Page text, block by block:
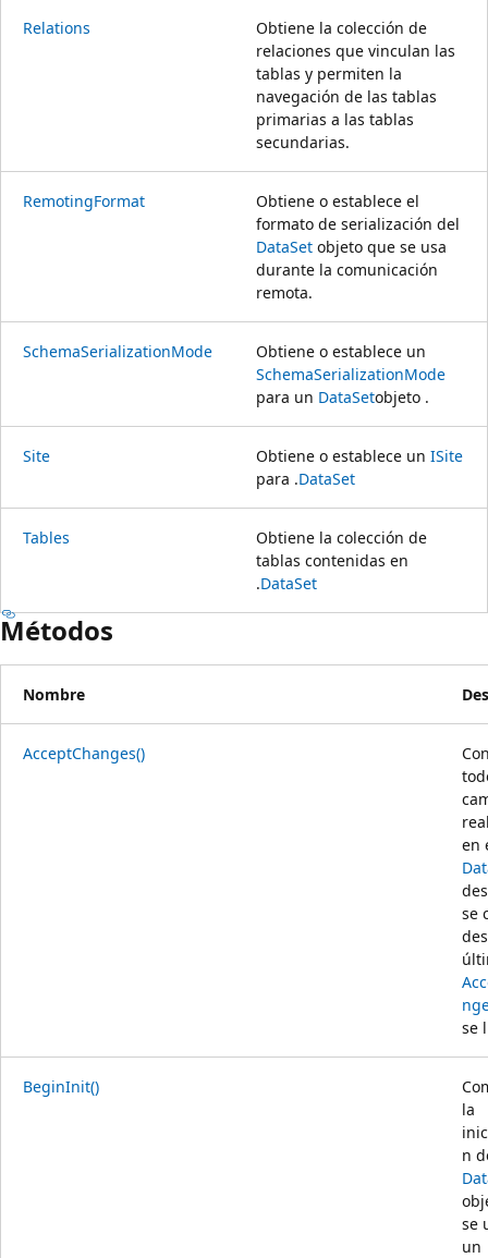
Relations
Obtiene la colección de
relaciones que vinculan las
tablas y permiten la
navegación de las tablas
primarias a las tablas
secundarias.
RemotingFormat
Obtiene o establece el
formato de serialización del
DataSet objeto que se usa
durante la comunicación
remota.
SchemaSerializationMode
Obtiene o establece un
SchemaSerializationMode
para un DataSetobjeto .
Site Obtiene o establece un ISite
para .DataSet
Tables
Obtiene la colección de
tablas contenidas en
.DataSet
Métodos
Nombre
AcceptChanges()
en
se
se
BeginInit()
la
n
se
un